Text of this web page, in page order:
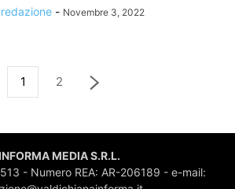
redazione - Novembre 3, 2022
1 2
MEDIA S.R.L.
- Numero REA: AR-206189 - e-mail: